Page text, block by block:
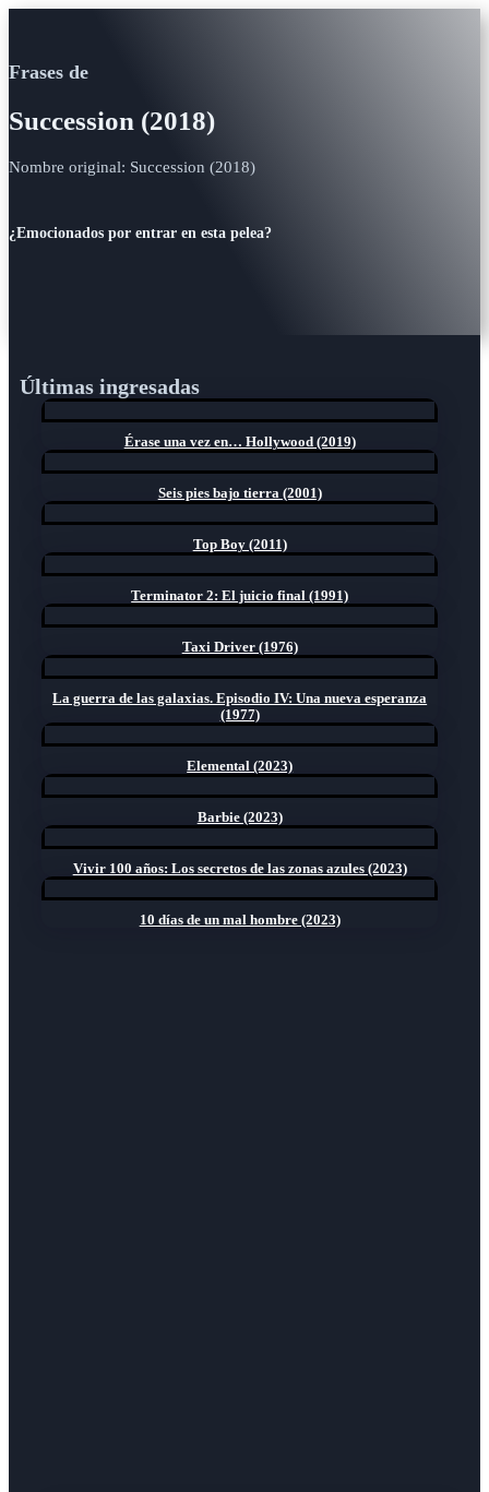
Frases de
Succession (2018)
Nombre original: Succession (2018)
¿Emocionados por entrar en esta pelea?
Últimas ingresadas
Érase una vez en… Hollywood (2019)
Seis pies bajo tierra (2001)
Top Boy (2011)
Terminator 2: El juicio final (1991)
Taxi Driver (1976)
La guerra de las galaxias. Episodio IV: Una nueva esperanza
(1977)
Elemental (2023)
Barbie (2023)
Vivir 100 años: Los secretos de las zonas azules (2023)
10 días de un mal hombre (2023)